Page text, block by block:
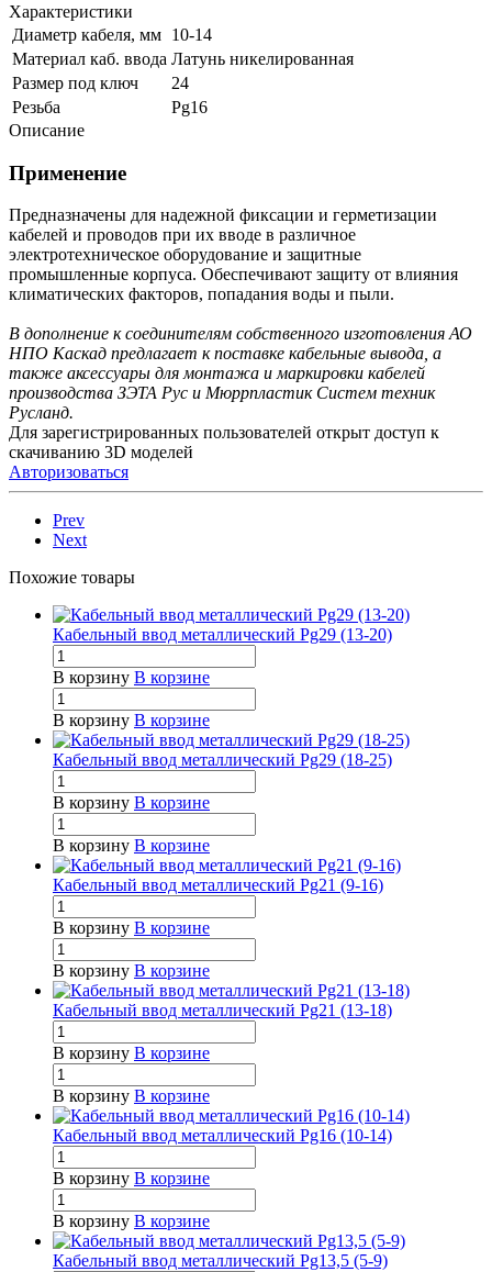
Характеристики
Диаметр кабеля, мм 10-14
Материал каб. ввода Латунь никелированная
Размер под ключ
24
Резьба
Pg16
Описание
Применение
Предназначены для надежной фиксации и герметизации
кабелей и проводов при их вводе в различное
электротехническое оборудование и защитные
промышленные корпуса. Обеспечивают защиту от влияния
климатических факторов, попадания воды и пыли.
В дополнение к соединителям собственного изготовления АО
НПО Каскад предлагает к поставке кабельные вывода, а
также аксессуары для монтажа и маркировки кабелей
производства ЗЭТА Рус и Мюррпластик Систем техник
Русланд.
Для зарегистрированных пользователей открыт доступ к
скачиванию 3D моделей
Авторизоваться
Prev
Next
Похожие товары
Кабельный ввод металлический Pg29 (13-20)
В корзину В корзине
В корзину В корзине
Кабельный ввод металлический Pg29 (18-25)
В корзину В корзине
В корзину В корзине
Кабельный ввод металлический Pg21 (9-16)
В корзину В корзине
В корзину В корзине
Кабельный ввод металлический Pg21 (13-18)
В корзину В корзине
В корзину В корзине
Кабельный ввод металлический Pg16 (10-14)
В корзину В корзине
В корзину В корзине
Кабельный ввод металлический Pg13,5 (5-9)